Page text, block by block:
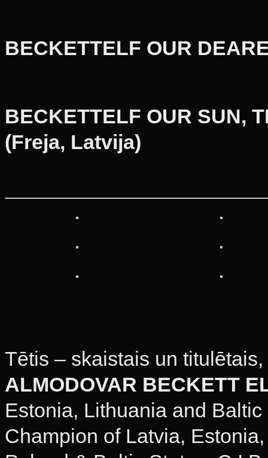
BECKETTELF OUR
BECKETTELF OUR SUN,
(Freja, Latvija)
Tētis – skaistais un
ALMODOVAR BECKETT
Estonia, Lithuania and
Champion of Latvia,